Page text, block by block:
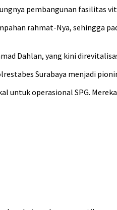
pembangunan fasilitas
rahmat-Nya, sehingga
Dahlan, yang kini
Surabaya menjadi
untuk operasional SPG.